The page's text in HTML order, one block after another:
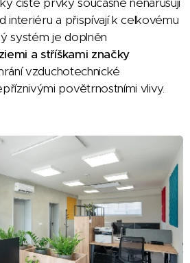
interiéru a přispívají k celkovému
systém je doplněn
a stříškami značky
vzduchotechnické
povětrnostními vlivy.